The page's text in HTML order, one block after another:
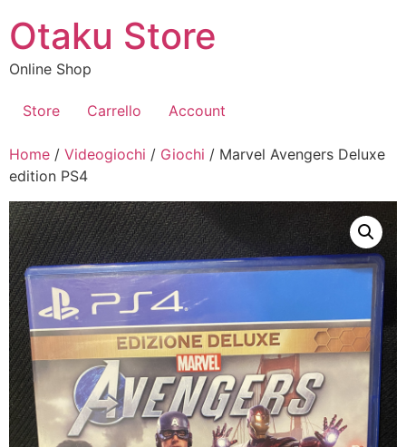
contenuto
Otaku Store
Online Shop
Store Carrello Account
Home / Videogiochi / Giochi / Marvel Avengers Deluxe
edition PS4